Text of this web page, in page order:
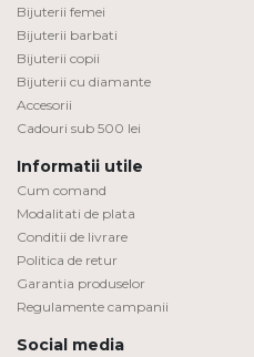
Bijuterii femei
Bijuterii barbati
Bijuterii copii
Bijuterii cu diamante
Accesorii
Cadouri sub 500 lei
Informatii utile
Cum comand
Modalitati de plata
Conditii de livrare
Politica de retur
Garantia produselor
Regulamente campanii
Social media